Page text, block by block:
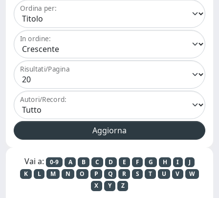
Ordina per:
In ordine:
Risultati/Pagina
Autori/Record:
Vai a: 0-9 A B C D E F G H I
J
K
L M N O P Q R S T U V
W
X
Y Z